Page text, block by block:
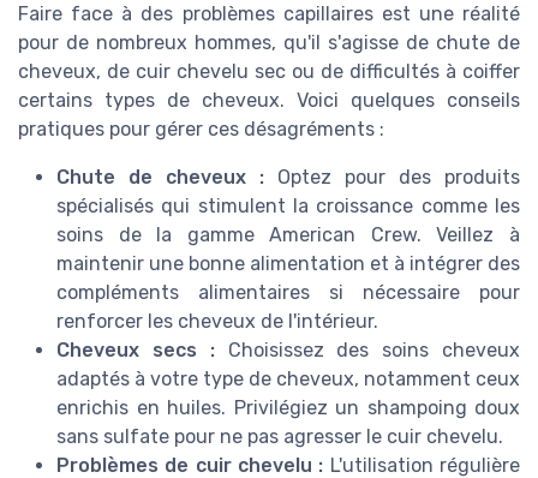
Faire face à des problèmes capillaires est une réalité
pour de nombreux hommes, qu'il s'agisse de chute de
cheveux, de cuir chevelu sec ou de difficultés à coiffer
certains types de cheveux. Voici quelques conseils
pratiques pour gérer ces désagréments :
Chute de cheveux : Optez pour des produits
spécialisés qui stimulent la croissance comme les
soins de la gamme American Crew. Veillez à
maintenir une bonne alimentation et à intégrer des
compléments alimentaires si nécessaire pour
renforcer les cheveux de l'intérieur.
Cheveux secs :Choisissez des soins cheveux
adaptés à votre type de cheveux, notamment ceux
enrichis en huiles. Privilégiez un shampoing doux
sans sulfate pour ne pas agresser le cuir chevelu.
Problèmes de cuir chevelu : L'utilisation régulière